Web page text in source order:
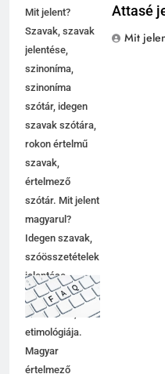
Mit jelent?
Szavak, szavak
jelentése,
szinoníma,
szinoníma
szótár, idegen
szavak szótára,
rokon értelmű
szavak,
értelmező
szótár. Mit jelent
magyarul?
Idegen szavak,
szóösszetételek
jelentése,
magyarázata,
használata,
etimológiája.
Magyar